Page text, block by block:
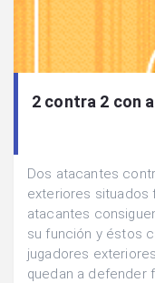
2 contra 2 con
Dos atacantes
exteriores situados
atacantes
su función y éstos
jugadores
quedan a defender